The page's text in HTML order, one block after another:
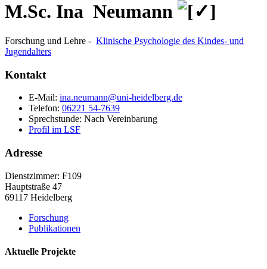
M.Sc. Ina ­ Neumann
Forschung und Lehre - Klinische Psychologie des Kindes- und
Jugendalters
Kontakt
E-Mail: ina.neumann@uni-heidelberg.de
Telefon: 06221 54-7639
Sprechstunde: Nach Vereinbarung
Profil im LSF
Adresse
Dienstzimmer: F109
Hauptstraße 47
69117 Heidelberg
Forschung
Publikationen
Aktuelle Projekte